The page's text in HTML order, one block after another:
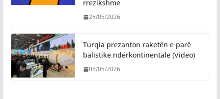
rrezikshme
28/05/2026
Turqia prezanton raketën e parë
balistike ndërkontinentale (Video)
05/05/2026